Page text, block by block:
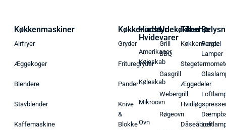
Køkkenmaskiner
Airfryer
Æggekoger
Blendere
Stavblender
Kaffemaskine
Køkkenudstyr
Gryder
Frituregryder
Pander
Knive
&
Blokke
Hårde
Hvidevarer
Amerikaner
Køleskab
Køleskab
Mikroovn
Ovn
Udekøkken
Grill
BBQ
Gasgrill
Webergrill
Røgeovn
Tilbehør
Køkkenvægte
Æggedeler
Dåseåbner
Pendel
Lamper